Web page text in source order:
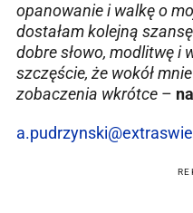
opanowanie i walkę o
dostałam kolejną
dobre słowo, modlitwę i
szczęście, że wokół
zobaczenia wkrótce –